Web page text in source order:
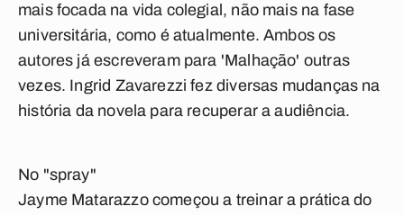
mais focada na vida colegial, não mais na fase
universitária, como é atualmente. Ambos os
autores já escreveram para 'Malhação' outras
vezes. Ingrid Zavarezzi fez diversas mudanças na
história da novela para recuperar a audiência.
No "spray"
Jayme Matarazzo começou a treinar a prática do